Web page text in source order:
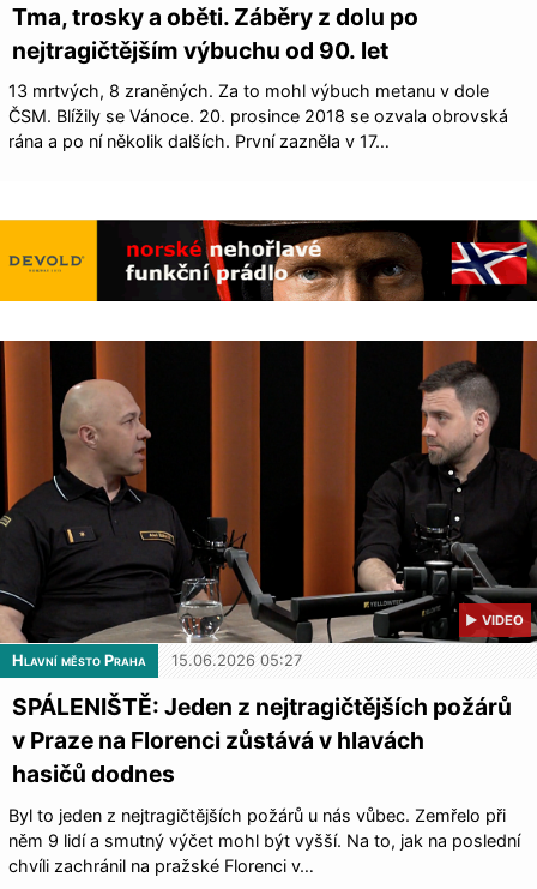
Tma, trosky a oběti. Záběry z dolu po
nejtragičtějším výbuchu od 90. let
13 mrtvých, 8 zraněných. Za to mohl výbuch metanu v dole
ČSM. Blížily se Vánoce. 20. prosince 2018 se ozvala obrovská
rána a po ní několik dalších. První zazněla v 17…
▶ VIDEO
Hlavní město Praha 15.06.2026 05:27
SPÁLENIŠTĚ: Jeden z nejtragičtějších požárů
v Praze na Florenci zůstává v hlavách
hasičů dodnes
Byl to jeden z nejtragičtějších požárů u nás vůbec. Zemřelo při
něm 9 lidí a smutný výčet mohl být vyšší. Na to, jak na poslední
chvíli zachránil na pražské Florenci v…